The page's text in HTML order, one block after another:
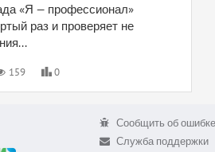
«Я — профессионал»
раз и проверяет не
159 0
Сообщить об ошибке
Служба поддержки